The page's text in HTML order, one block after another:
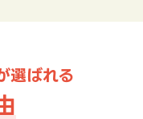
選ばれる